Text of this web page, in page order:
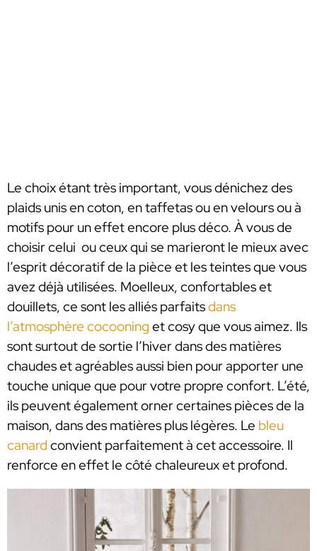
Le choix étant très important, vous dénichez des
plaids unis en coton, en taffetas ou en velours ou à
motifs pour un effet encore plus déco. À vous de
choisir celui ou ceux qui se marieront le mieux avec
l’esprit décoratif de la pièce et les teintes que vous
avez déjà utilisées. Moelleux, confortables et
douillets, ce sont les alliés parfaitsdans
l’atmosphère cocooning et cosy que vous aimez. Ils
sont surtout de sortie l’hiver dans des matières
chaudes et agréables aussi bien pour apporter une
touche unique que pour votre propre confort. L’été,
ils peuvent également orner certaines pièces de la
maison, dans des matières plus légères. Le bleu
canard convient parfaitement à cet accessoire. Il
renforce en effet le côté chaleureux et profond.